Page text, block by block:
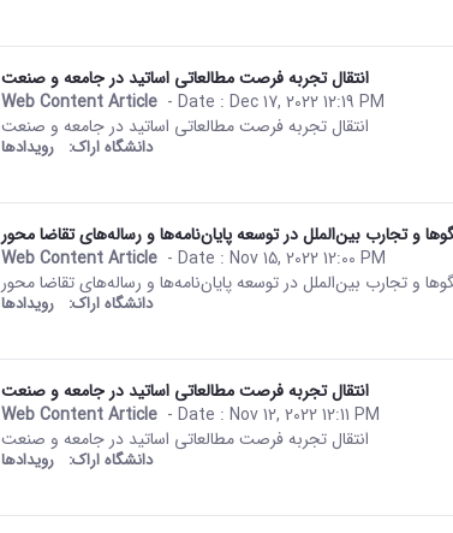
انتقال تجربه فرصت مطالعاتی اساتید در جامعه و‌ صنعت
Web Content Article
This result comes from the Persian
- Date : Dec 17, 2022 12:19 PM
انتقال تجربه فرصت مطالعاتی اساتید در جامعه و‌ صنعت
دانشگاه اراک: رویدادها
و تجارب بین‌الملل در توسعه پایان‌نامه‌ها و رساله‌های تقاضا محور
Web Content Article
This result comes from the Persian
- Date : Nov 15, 2022 12:00 PM
و تجارب بین‌الملل در توسعه پایان‌نامه‌ها و رساله‌های تقاضا محور
دانشگاه اراک: رویدادها
انتقال تجربه فرصت مطالعاتی اساتید در جامعه و‌ صنعت
Web Content Article
This result comes from the Persian
- Date : Nov 12, 2022 12:11 PM
انتقال تجربه فرصت مطالعاتی اساتید در جامعه و‌ صنعت
دانشگاه اراک: رویدادها